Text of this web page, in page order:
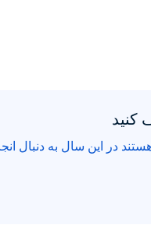
در این سال به دنبال